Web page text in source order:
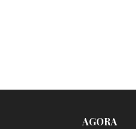
AGORA